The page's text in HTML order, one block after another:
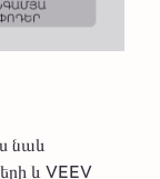
նաև
և VEEV